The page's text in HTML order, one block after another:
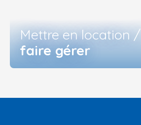
Mettre en location /
faire gérer